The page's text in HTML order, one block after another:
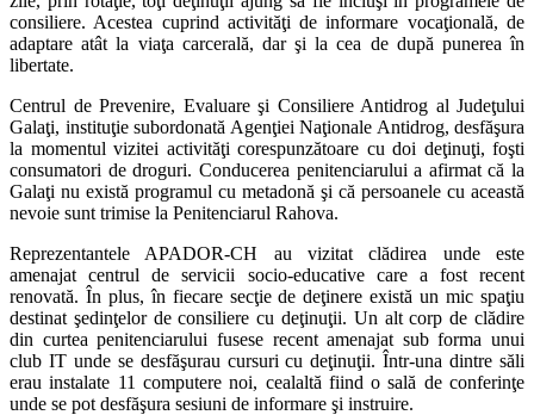
consiliere. Acestea cuprind activităţi de informare vocaţională, de
adaptare atât la viaţa carcerală, dar şi la cea de după punerea în
libertate.
Centrul de Prevenire, Evaluare şi Consiliere Antidrog al Judeţului
Galaţi, instituţie subordonată Agenţiei Naţionale Antidrog, desfăşura
la momentul vizitei activităţi corespunzătoare cu doi deţinuţi, foşti
consumatori de droguri. Conducerea penitenciarului a afirmat că la
Galaţi nu există programul cu metadonă şi că persoanele cu această
nevoie sunt trimise la Penitenciarul Rahova.
Reprezentantele APADOR-CH au vizitat clădirea unde este
amenajat centrul de servicii socio-educative care a fost recent
renovată. În plus, în fiecare secţie de deţinere există un mic spaţiu
destinat şedinţelor de consiliere cu deţinuţii. Un alt corp de clădire
din curtea penitenciarului fusese recent amenajat sub forma unui
club IT unde se desfăşurau cursuri cu deţinuţii. Într-una dintre săli
erau instalate 11 computere noi, cealaltă fiind o sală de conferinţe
unde se pot desfăşura sesiuni de informare şi instruire.